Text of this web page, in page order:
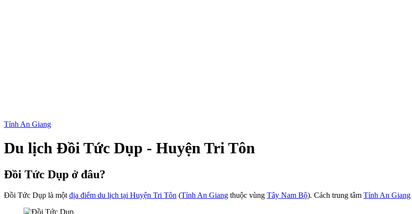
Tỉnh An Giang
Du lịch Đồi Tức Dụp - Huyện Tri Tôn
Đồi Tức Dụp ở đâu?
Đồi Tức Dụp là một địa điểm du lịch tại Huyện Tri Tôn (Tỉnh An Giang thuộc vùng Tây Nam Bộ). Cách trung tâm Tỉnh An Giang